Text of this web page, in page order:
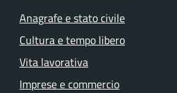
Anagrafe e stato civile
Cultura e tempo libero
Vita lavorativa
Imprese e commercio